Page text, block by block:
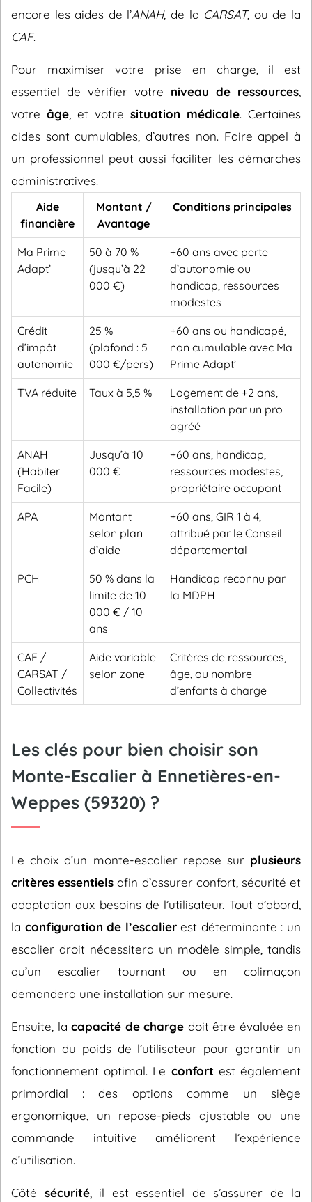
encore les aides de l’ANAH, de la CARSAT, ou de la
CAF.
Pour maximiser votre prise en charge, il est
essentiel de vérifier votre niveau de ressources
votre âge , et votre situation médicale. Certaines
aides sont cumulables, d’autres non. Faire appel à
un professionnel peut aussi faciliter les démarches
administratives.
Aide
financière
Montant /
Avantage
Conditions principales
Ma Prime
Adapt’
50 à 70 %
(jusqu’à 22
000 €)
+60 ans avec perte
d’autonomie ou
handicap, ressources
modestes
Crédit
d’impôt
autonomie
25 %
(plafond : 5
000 €/pers)
+60 ans ou handicapé,
non cumulable avec Ma
Prime Adapt’
TVA réduite Taux à 5,5 %
Logement de +2 ans,
installation par un pro
agréé
ANAH
(Habiter
Facile)
Jusqu’à 10
000 €
+60 ans, handicap,
ressources modestes,
propriétaire occupant
APA
Montant
selon plan
d’aide
+60 ans, GIR 1 à 4,
attribué par le Conseil
départemental
PCH
50 % dans la
limite de 10
000 € / 10
ans
Handicap reconnu par
la MDPH
CAF /
CARSAT /
Collectivités
Aide variable
selon zone
Critères de ressources,
âge, ou nombre
d’enfants à charge
Les clés pour bien choisir son
Monte-Escalier à Ennetières-en-
Weppes (59320) ?
Le choix d’un monte-escalier repose sur plusieurs
critères essentiels afin d’assurer confort, sécurité et
adaptation aux besoins de l’utilisateur. Tout d’abord,
la configuration de l’escalierest déterminante : un
escalier droit nécessitera un modèle simple, tandis
qu’un escalier tournant ou en colimaçon
demandera une installation sur mesure.
Ensuite, la capacité de charge doit être évaluée en
fonction du poids de l’utilisateur pour garantir un
fonctionnement optimal. Le confort est également
primordial : des options comme un siège
ergonomique, un repose-pieds ajustable ou une
commande intuitive améliorent l’expérience
d’utilisation.
Côté sécurité, il est essentiel de s’assurer de la